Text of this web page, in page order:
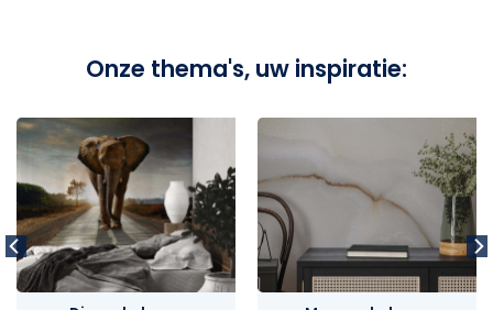
Onze thema's, uw inspiratie: